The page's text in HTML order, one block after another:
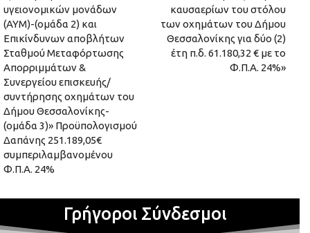
υγειονομικών μονάδων
(ΑΥΜ)-(ομάδα 2) και
Επικίνδυνων αποβλήτων
Σταθμού Μεταφόρτωσης
Απορριμμάτων &
Συνεργείου επισκευής/
συντήρησης οχημάτων του
Δήμου Θεσσαλονίκης-
(ομάδα 3)» Προϋπολογισμού
Δαπάνης 251.189,05€
συμπεριλαμβανομένου
Φ.Π.Α. 24%
καυσαερίων του στόλου
των οχημάτων του Δήμου
Θεσσαλονίκης για δύο (2)
έτη π.δ. 61.180,32 € με το
Φ.Π.Α. 24%»
Γρήγοροι Σύνδεσμοι